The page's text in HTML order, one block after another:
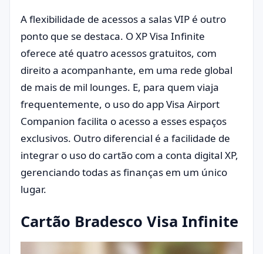
A flexibilidade de acessos a salas VIP é outro
ponto que se destaca. O XP Visa Infinite
oferece até quatro acessos gratuitos, com
direito a acompanhante, em uma rede global
de mais de mil lounges. E, para quem viaja
frequentemente, o uso do app Visa Airport
Companion facilita o acesso a esses espaços
exclusivos. Outro diferencial é a facilidade de
integrar o uso do cartão com a conta digital XP,
gerenciando todas as finanças em um único
lugar.
Cartão Bradesco Visa Infinite